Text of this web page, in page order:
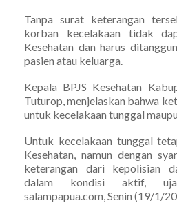
Tanpa surat keterangan
korban kecelakaan tidak
Kesehatan dan harus
pasien atau keluarga.
Kepala BPJS Kesehatan
Tuturop, menjelaskan bahwa
untuk kecelakaan tunggal
Untuk kecelakaan tunggal
Kesehatan, namun dengan
keterangan dari kepolisian
dalam kondisi aktif,
salampapua.com, Senin (19/1/